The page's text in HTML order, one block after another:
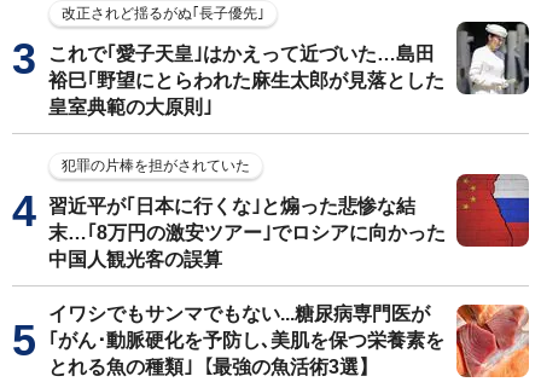
改正されど揺るがぬ｢長子優先｣
これで｢愛子天皇｣はかえって近づいた…島田
裕巳｢野望にとらわれた麻生太郎が見落とした
皇室典範の大原則｣
犯罪の片棒を担がされていた
習近平が｢日本に行くな｣と煽った悲惨な結
末…｢8万円の激安ツアー｣でロシアに向かった
中国人観光客の誤算
イワシでもサンマでもない...糖尿病専門医が
｢がん･動脈硬化を予防し､美肌を保つ栄養素を
とれる魚の種類｣【最強の魚活術3選】